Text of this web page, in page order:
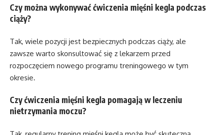
Czy można wykonywać ćwiczenia mięśni kegla podczas
ciąży?
Tak, wiele pozycji jest bezpiecznych podczas ciąży, ale
zawsze warto skonsultować się z lekarzem przed
rozpoczęciem nowego programu treningowego w tym
okresie.
Czy ćwiczenia mięśni kegla pomagają w leczeniu
nietrzymania moczu?